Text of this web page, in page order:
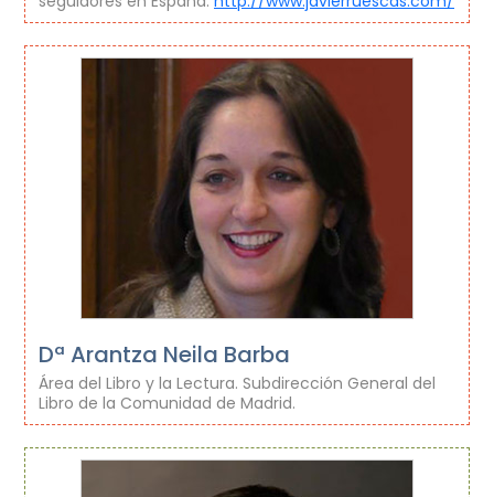
Dª Arantza Neila Barba
Área del Libro y la Lectura. Subdirección General del
Libro de la Comunidad de Madrid.